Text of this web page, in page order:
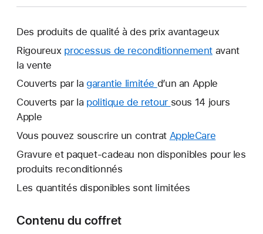
Des produits de qualité à des prix avantageux
Rigoureux processus de reconditionnement avant
la vente
Couverts par la garantie limitée Une
nouvelle
d’un an Apple
Couverts par la politique de retour Une
fenêtre
sous 14 jours
Apple
Vous pouvez souscrire un contrat AppleCare
nouvelle
Gravure et paquet-cadeau non disponibles pour les
produits reconditionnés
Les quantités disponibles sont limitées
Contenu du coffret